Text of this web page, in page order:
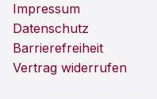
Impressum
Datenschutz
Barrierefreiheit
Vertrag widerrufen